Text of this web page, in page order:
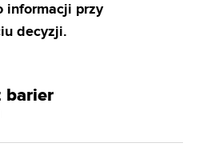
informacji przy
decyzji.
barier